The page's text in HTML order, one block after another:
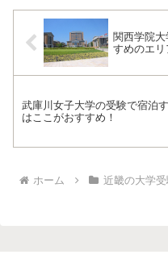
関西学院
すめのエリ
武庫川女子大学の受験で宿泊
はここがおすすめ！
ホーム 近畿の大学受